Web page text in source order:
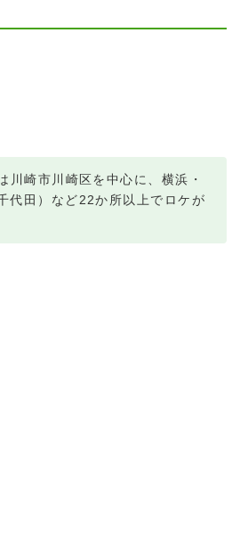
川崎市川崎区を中心に、横浜・
代田）など22か所以上でロケが